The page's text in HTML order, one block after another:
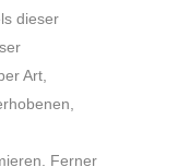
dieser
Art,
Ferner